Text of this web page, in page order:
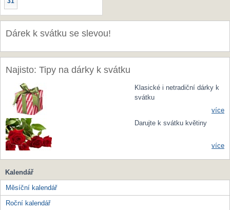
Dárek k svátku se slevou!
Najisto: Tipy na dárky k svátku
Klasické i netradiční dárky k
svátku
více
Darujte k svátku květiny
více
Kalendář
Měsíční kalendář
Roční kalendář